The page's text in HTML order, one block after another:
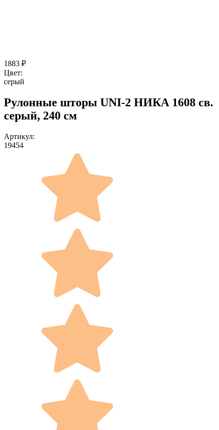
1883 ₽
Цвет:
серый
Рулонные шторы UNI-2 НИКА 1608 св.
серый, 240 см
Артикул:
19454